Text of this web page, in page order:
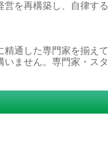
を再構築し、自律する
通した専門家を揃えて
ません。専門家・スタ